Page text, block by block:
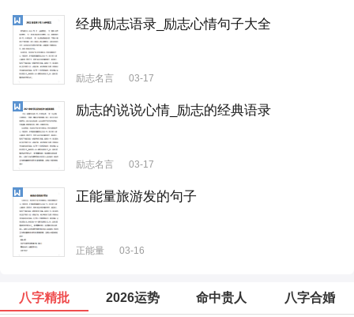
经典励志语录_励志心情句子大全
励志名言 03-17
励志的说说心情_励志的经典语录
励志名言 03-17
正能量旅游发的句子
正能量 03-16
八字精批 2026运势 命中贵人 八字合婚